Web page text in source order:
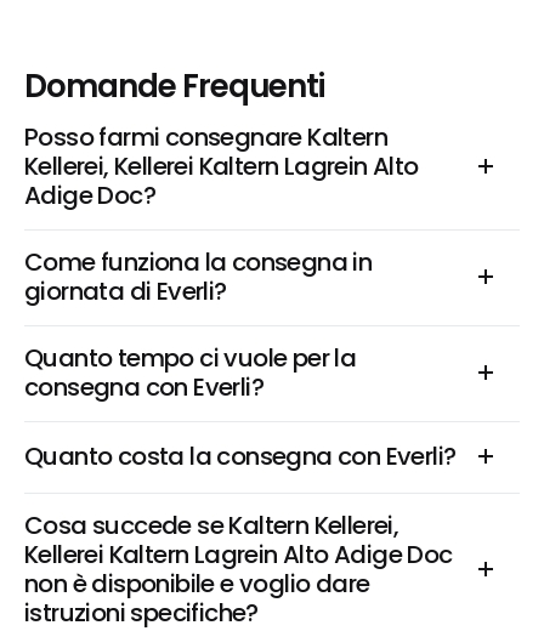
Domande Frequenti
Posso farmi consegnare Kaltern
Kellerei, Kellerei Kaltern Lagrein Alto
Adige Doc?
Come funziona la consegna in
giornata di Everli?
Quanto tempo ci vuole per la
consegna con Everli?
Quanto costa la consegna con Everli?
Cosa succede se Kaltern Kellerei,
Kellerei Kaltern Lagrein Alto Adige Doc
non è disponibile e voglio dare
istruzioni specifiche?